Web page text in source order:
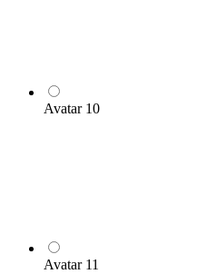
Avatar 10
Avatar 11